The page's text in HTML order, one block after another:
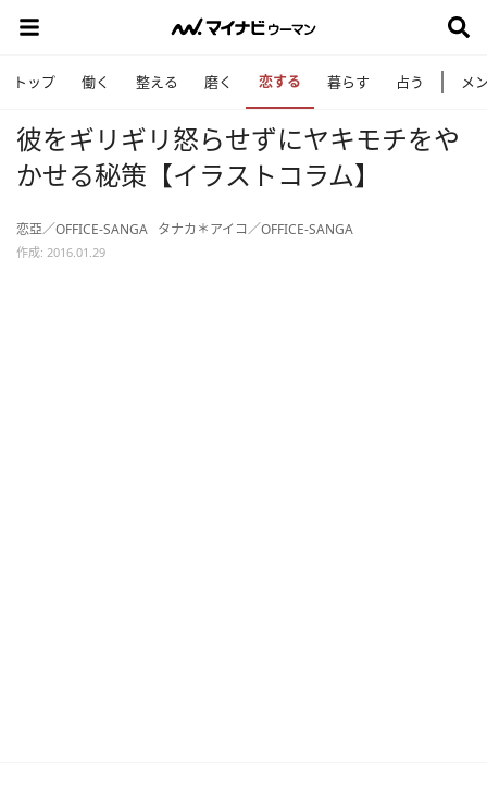
トップ 働く 整える 磨く 恋する 暮らす 占う メ
彼をギリギリ怒らせずにヤキモチをや
かせる秘策【イラストコラム】
恋亞／OFFICE-SANGA タナカ＊アイコ／OFFICE-SANGA
作成: 2016.01.29